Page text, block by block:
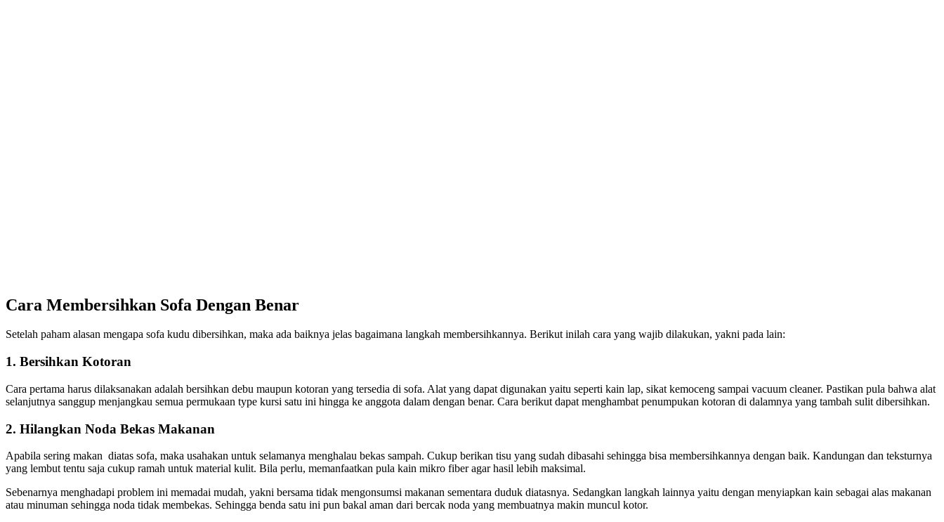
Cara Membersihkan Sofa Dengan Benar
Setelah paham alasan mengapa sofa kudu dibersihkan, maka ada baiknya jelas bagaimana langkah membersihkannya. Berikut inilah cara yang wajib dilakukan, yakni pada lain:
1. Bersihkan Kotoran
Cara pertama harus dilaksanakan adalah bersihkan debu maupun kotoran yang tersedia di sofa. Alat yang dapat digunakan yaitu seperti kain lap, sikat kemoceng sampai vacuum cleaner. Pastikan pula bahwa alat
selanjutnya sanggup menjangkau semua permukaan type kursi satu ini hingga ke anggota dalam dengan benar. Cara berikut dapat menghambat penumpukan kotoran di dalamnya yang tambah sulit dibersihkan.
2. Hilangkan Noda Bekas Makanan
Apabila sering makan diatas sofa, maka usahakan untuk selamanya menghalau bekas sampah. Cukup berikan tisu yang sudah dibasahi sehingga bisa membersihkannya dengan baik. Kandungan dan teksturnya
yang lembut tentu saja cukup ramah untuk material kulit. Bila perlu, memanfaatkan pula kain mikro fiber agar hasil lebih maksimal.
Sebenarnya menghadapi problem ini memadai mudah, yakni bersama tidak mengonsumsi makanan sementara duduk diatasnya. Sedangkan langkah lainnya yaitu dengan menyiapkan kain sebagai alas makanan
atau minuman sehingga noda tidak membekas. Sehingga benda satu ini pun bakal aman dari bercak noda yang membuatnya makin muncul kotor.